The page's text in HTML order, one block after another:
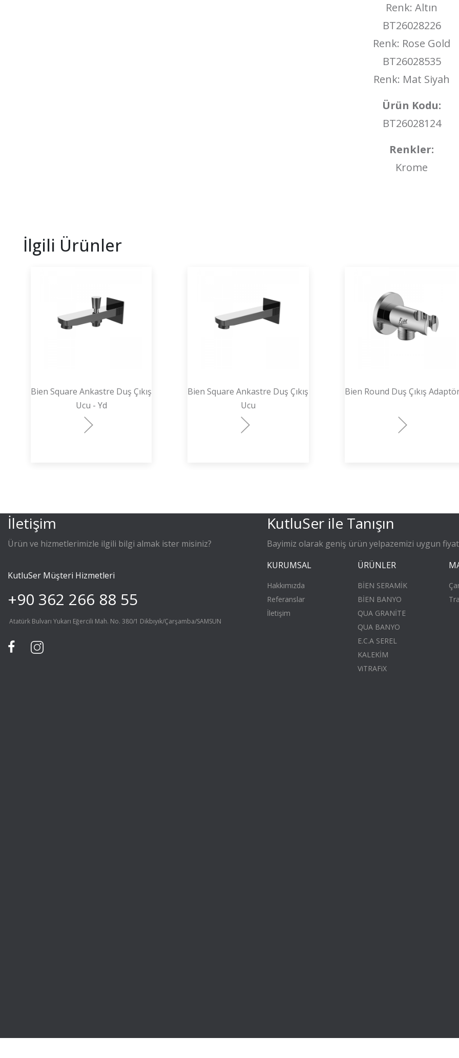
Renk: Altın
BT26028226
Renk: Rose Gold
BT26028535
Renk: Mat Siyah
Ürün Kodu:
BT26028124
Renkler:
Krome
İlgili Ürünler
Bien Square Ankastre Duş Çıkış
Ucu - Yd
Bien Square Ankastre Duş Çıkış
Ucu
Bien Round Duş Çıkış
İletişim
Ürün ve hizmetlerimizle ilgili bilgi almak ister misiniz?
KutluSer Müşteri Hizmetleri
+90 362 266 88 55
Atatürk Bulvarı Yukarı Eğercili Mah. No. 380/1 Dikbıyık/Çarşamba/SAMSUN
KutluSer ile Tanışın
Bayimiz olarak geniş ürün yelpazemizi uygun
KURUMSAL
Hakkımızda
Referanslar
İletişim
ÜRÜNLER
BİEN SERAMİK
BİEN BANYO
QUA GRANİTE
QUA BANYO
E.C.A SEREL
KALEKİM
ViTRAFiX